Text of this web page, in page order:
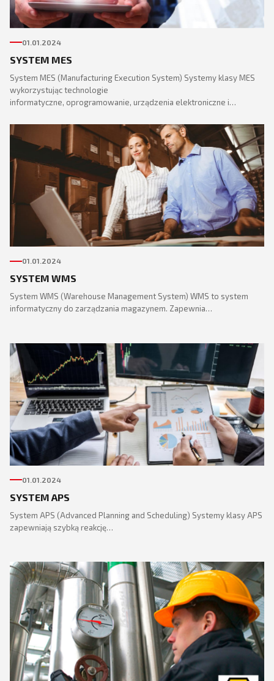
01.01.2024
SYSTEM MES
System MES (Manufacturing Execution System) Systemy klasy MES
wykorzystując technologie
informatyczne, oprogramowanie, urządzenia elektroniczne i…
01.01.2024
SYSTEM WMS
System WMS (Warehouse Management System) WMS to system
informatyczny do zarządzania magazynem. Zapewnia…
01.01.2024
SYSTEM APS
System APS (Advanced Planning and Scheduling) Systemy klasy APS
zapewniają szybką reakcję…